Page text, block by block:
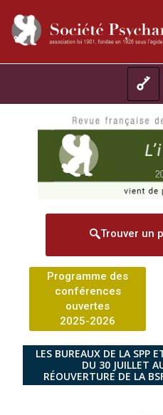
Trouver un
Programme des
conférences
ouvertes
2025-2026
LES BUREAUX DE LA SPP
DU 30 JUILLET
RÉOUVERTURE DE LA